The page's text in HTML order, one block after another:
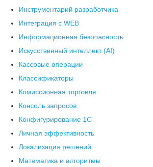
Инструментарий разработчика
Интеграция с WEB
Информационная безопасность
Искусственный интеллект (AI)
Кассовые операции
Классификаторы
Комиссионная торговля
Консоль запросов
Конфигурирование 1С
Личная эффективность
Локализация решений
Математика и алгоритмы